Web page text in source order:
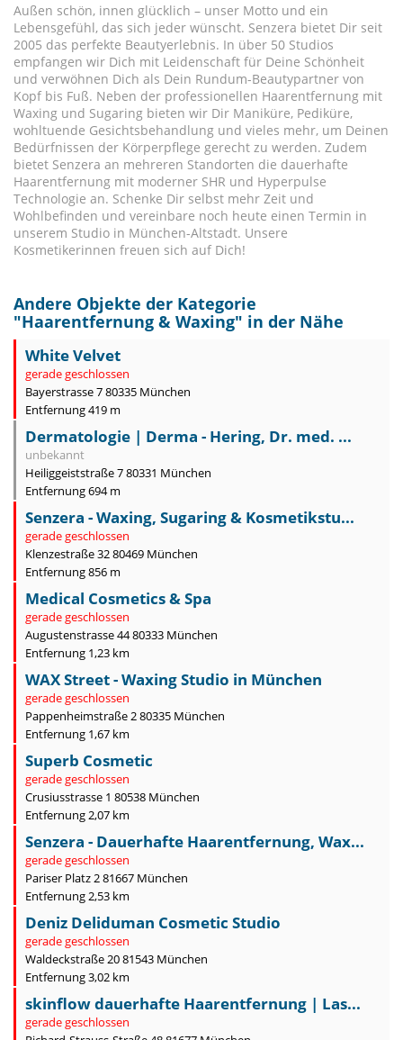
Außen schön, innen glücklich – unser Motto und ein
Lebensgefühl, das sich jeder wünscht. Senzera bietet Dir seit
2005 das perfekte Beautyerlebnis. In über 50 Studios
empfangen wir Dich mit Leidenschaft für Deine Schönheit
und verwöhnen Dich als Dein Rundum-Beautypartner von
Kopf bis Fuß. Neben der professionellen Haarentfernung mit
Waxing und Sugaring bieten wir Dir Maniküre, Pediküre,
wohltuende Gesichtsbehandlung und vieles mehr, um Deinen
Bedürfnissen der Körperpflege gerecht zu werden. Zudem
bietet Senzera an mehreren Standorten die dauerhafte
Haarentfernung mit moderner SHR und Hyperpulse
Technologie an. Schenke Dir selbst mehr Zeit und
Wohlbefinden und vereinbare noch heute einen Termin in
unserem Studio in München-Altstadt. Unsere
Kosmetikerinnen freuen sich auf Dich!
Andere Objekte der Kategorie
"Haarentfernung & Waxing" in der Nähe
White Velvet
gerade geschlossen
Bayerstrasse 7 80335 München
Entfernung 419 m
Dermatologie | Derma - Hering, Dr. med. ...
unbekannt
Heiliggeiststraße 7 80331 München
Entfernung 694 m
Senzera - Waxing, Sugaring & Kosmetikstu...
gerade geschlossen
Klenzestraße 32 80469 München
Entfernung 856 m
Medical Cosmetics & Spa
gerade geschlossen
Augustenstrasse 44 80333 München
Entfernung 1,23 km
WAX Street - Waxing Studio in München
gerade geschlossen
Pappenheimstraße 2 80335 München
Entfernung 1,67 km
Superb Cosmetic
gerade geschlossen
Crusiusstrasse 1 80538 München
Entfernung 2,07 km
Senzera - Dauerhafte Haarentfernung, Wax...
gerade geschlossen
Pariser Platz 2 81667 München
Entfernung 2,53 km
Deniz Deliduman Cosmetic Studio
gerade geschlossen
Waldeckstraße 20 81543 München
Entfernung 3,02 km
skinflow dauerhafte Haarentfernung | Las...
gerade geschlossen